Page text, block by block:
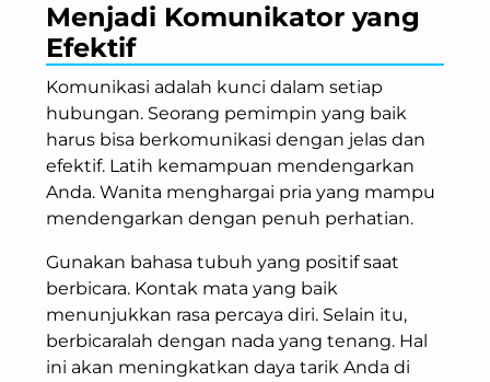
Menjadi Komunikator yang
Efektif
Komunikasi adalah kunci dalam setiap
hubungan. Seorang pemimpin yang baik
harus bisa berkomunikasi dengan jelas dan
efektif. Latih kemampuan mendengarkan
Anda. Wanita menghargai pria yang mampu
mendengarkan dengan penuh perhatian.
Gunakan bahasa tubuh yang positif saat
berbicara. Kontak mata yang baik
menunjukkan rasa percaya diri. Selain itu,
berbicaralah dengan nada yang tenang. Hal
ini akan meningkatkan daya tarik Anda di